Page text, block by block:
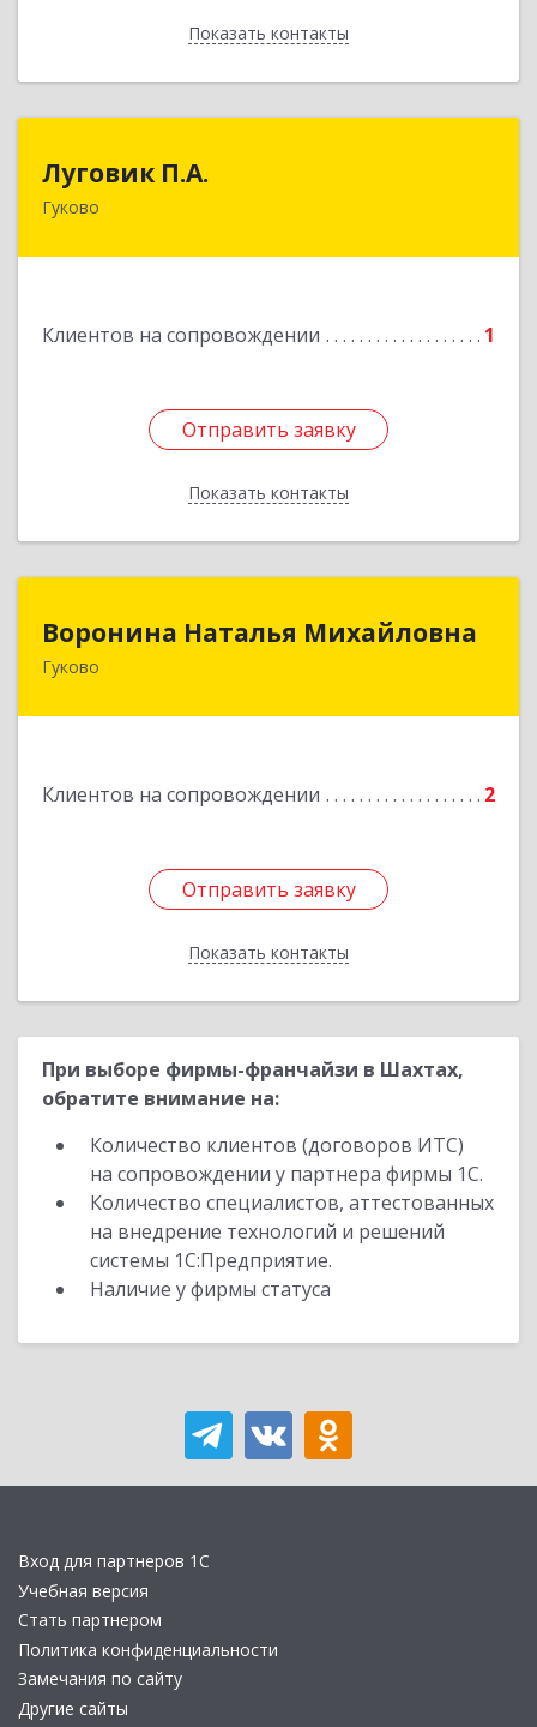
Показать контакты
Назад
Луговик П.А.
Гуково
Клиентов на сопровождении 1
Отправить заявку
Показать контакты
Отправить заявку
Назад
Воронина Наталья Михайловна
Гуково
Клиентов на сопровождении 2
Отправить заявку
Показать контакты
Воронина Наталья Михайловна
Отправить заявку
Назад
При выборе фирмы-франчайзи в Шахтах,
обратите внимание на:
Количество клиентов (договоров ИТС)
на сопровождении у партнера фирмы 1С.
Количество специалистов, аттестованных
на внедрение технологий и решений
системы 1С:Предприятие.
Наличие у фирмы статуса
Вход для партнеров 1С
Учебная версия
Стать партнером
Политика конфиденциальности
Замечания по сайту
Другие сайты